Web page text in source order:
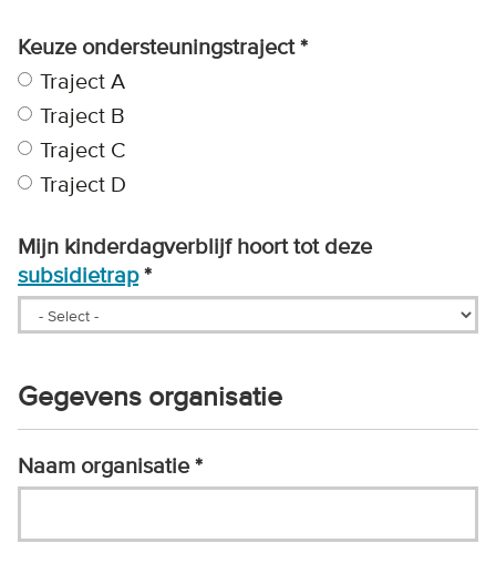
Keuze ondersteuningstraject
Traject A
Traject B
Traject C
Traject D
Mijn kinderdagverblijf hoort tot deze
subsidietrap
Gegevens organisatie
Naam organisatie